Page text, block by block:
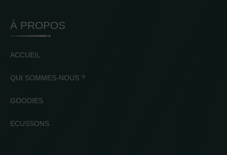
À PROPOS
ACCUEIL
QUI SOMMES-NOUS ?
GOODIES
ECUSSONS